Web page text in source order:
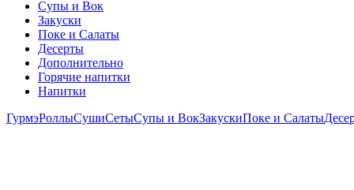
Супы и Вок
Закуски
Поке и Салаты
Десерты
Дополнительно
Горячие напитки
Напитки
ГурмэРоллыСушиСетыСупы и ВокЗакускиПоке и Салаты